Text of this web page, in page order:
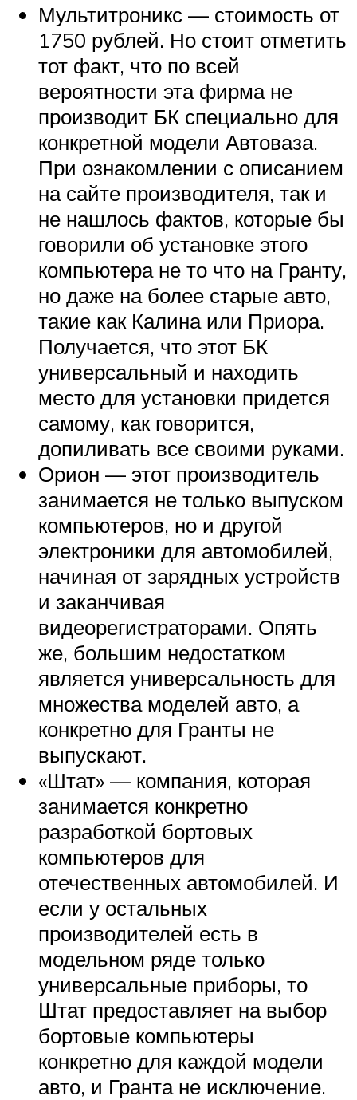
Мультитроникс — стоимость от
1750 рублей. Но стоит отметить
тот факт, что по всей
вероятности эта фирма не
производит БК специально для
конкретной модели Автоваза.
При ознакомлении с описанием
на сайте производителя, так и
не нашлось фактов, которые бы
говорили об установке этого
компьютера не то что на Гранту,
но даже на более старые авто,
такие как Калина или Приора.
Получается, что этот БК
универсальный и находить
место для установки придется
самому, как говорится,
допиливать все своими руками.
Орион — этот производитель
занимается не только выпуском
компьютеров, но и другой
электроники для автомобилей,
начиная от зарядных устройств
и заканчивая
видеорегистраторами. Опять
же, большим недостатком
является универсальность для
множества моделей авто, а
конкретно для Гранты не
выпускают.
«Штат» — компания, которая
занимается конкретно
разработкой бортовых
компьютеров для
отечественных автомобилей. И
если у остальных
производителей есть в
модельном ряде только
универсальные приборы, то
Штат предоставляет на выбор
бортовые компьютеры
конкретно для каждой модели
авто, и Гранта не исключение.